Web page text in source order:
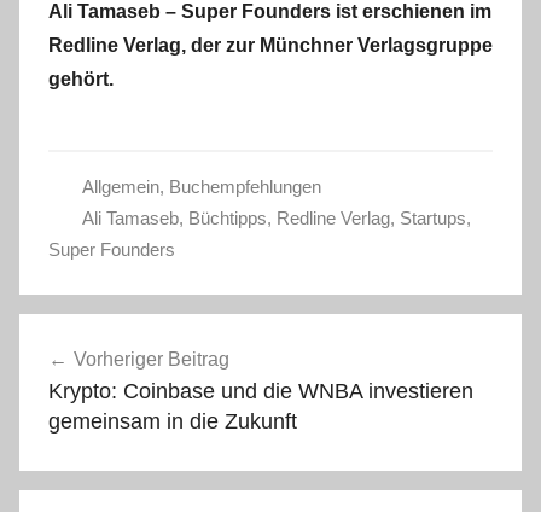
Ali Tamaseb – Super Founders ist erschienen im
Redline Verlag, der zur Münchner Verlagsgruppe
gehört.
Allgemein, Buchempfehlungen
Ali Tamaseb, Büchtipps, Redline Verlag, Startups,
Super Founders
Vorheriger Beitrag
Krypto: Coinbase und die WNBA investieren
gemeinsam in die Zukunft